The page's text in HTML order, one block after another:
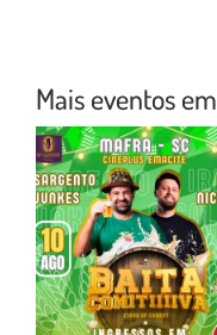
Mais eventos em